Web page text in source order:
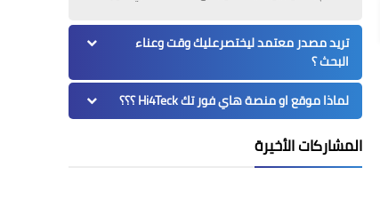
تريد مصدر معتمد ليختصرعليك وقت وعناء
البحث ؟
لماذا موقع او منصة هاي فور تك Hi4Teck ؟؟؟
المشاركات الأخيرة